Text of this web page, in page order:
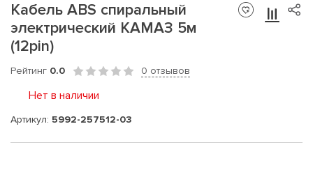
Кабель ABS спиральный
электрический КАМАЗ 5м
(12pin)
Рейтинг 0.0 0 отзывов
Нет в наличии
Артикул: 5992-257512-03